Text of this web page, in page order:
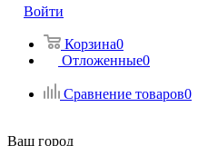
Войти
Корзина0
Отложенные0
Сравнение товаров0
Ваш город